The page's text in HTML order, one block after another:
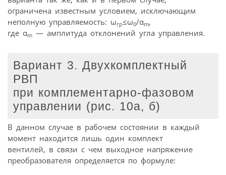
ограничена известным условием, исключающим
неполную управляемость: ωгр≤ω0/αm,
где αm — амплитуда отклонений угла управления.
Вариант 3. Двухкомплектный
РВП
при комплементарно-фазовом
управлении (рис. 10а, б)
В данном случае в рабочем состоянии в каждый
момент находится лишь один комплект
вентилей, в связи с чем выходное напряжение
преобразователя определяется по формуле: